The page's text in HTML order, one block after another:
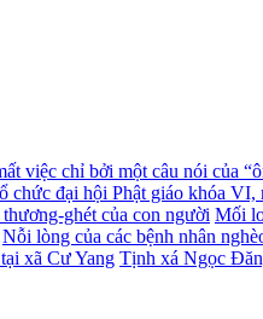
việc chỉ bởi một câu nói của
đại hội Phật giáo khóa VI,
thương-ghét của con người Mối
Nỗi lòng của các bệnh nhân
xã Cư Yang Tịnh xá Ngọc